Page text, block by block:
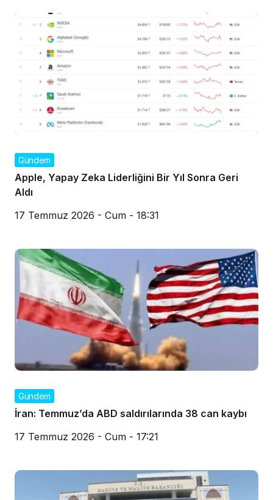
Gündem
Apple, Yapay Zeka Liderliğini Bir Yıl Sonra Geri
Aldı
17 Temmuz 2026 - Cum - 18:31
Gündem
İran: Temmuz’da ABD saldırılarında 38 can kaybı
17 Temmuz 2026 - Cum - 17:21